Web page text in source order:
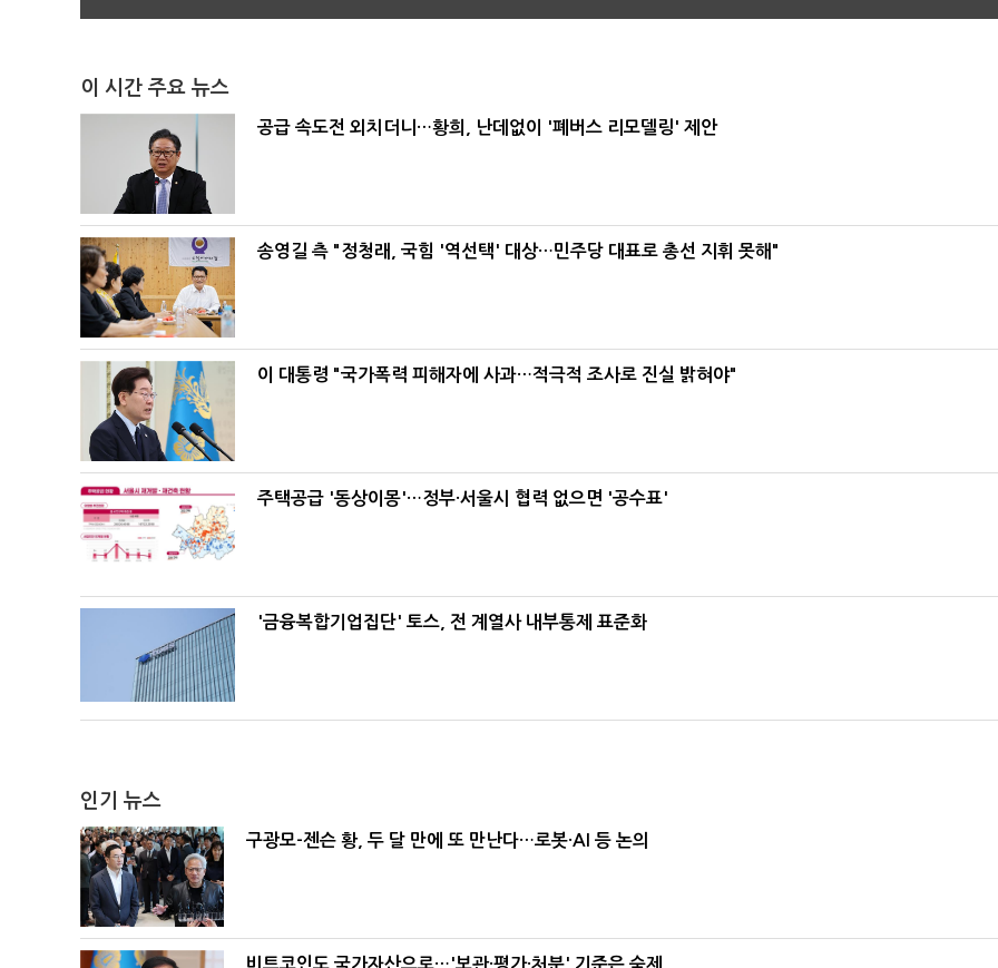
이 시간 주요 뉴스
공급 속도전 외치더니…황희, 난데없이 '폐버스 리모델링' 제안
송영길 측 "정청래, 국힘 '역선택' 대상…민주당 대표로 총선 지휘 못해"
이 대통령 "국가폭력 피해자에 사과…적극적 조사로 진실 밝혀야"
주택공급 '동상이몽'…정부·서울시 협력 없으면 '공수표'
'금융복합기업집단' 토스, 전 계열사 내부통제 표준화
인기 뉴스
구광모-젠슨 황, 두 달 만에 또 만난다…로봇·AI 등 논의
비트코인도 국가자산으로…'보관·평가·처분' 기준은 숙제